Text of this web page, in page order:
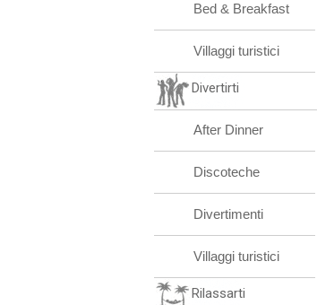
Bed & Breakfast
Villaggi turistici
Divertirti
After Dinner
Discoteche
Divertimenti
Villaggi turistici
Rilassarti